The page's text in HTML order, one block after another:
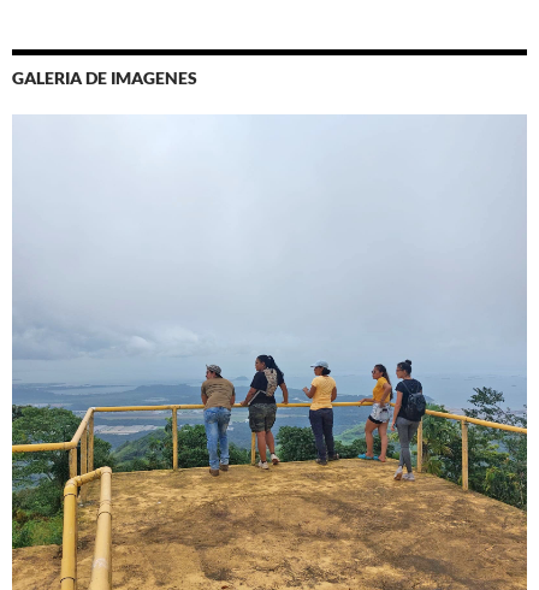
GALERIA DE IMAGENES